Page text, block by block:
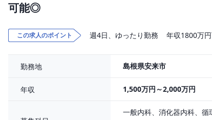
可能◎
この求人のポイント 週4日、ゆったり勤務 年収1800万
勤務地 島根県安来市
年収 1,500万円～2,000万円